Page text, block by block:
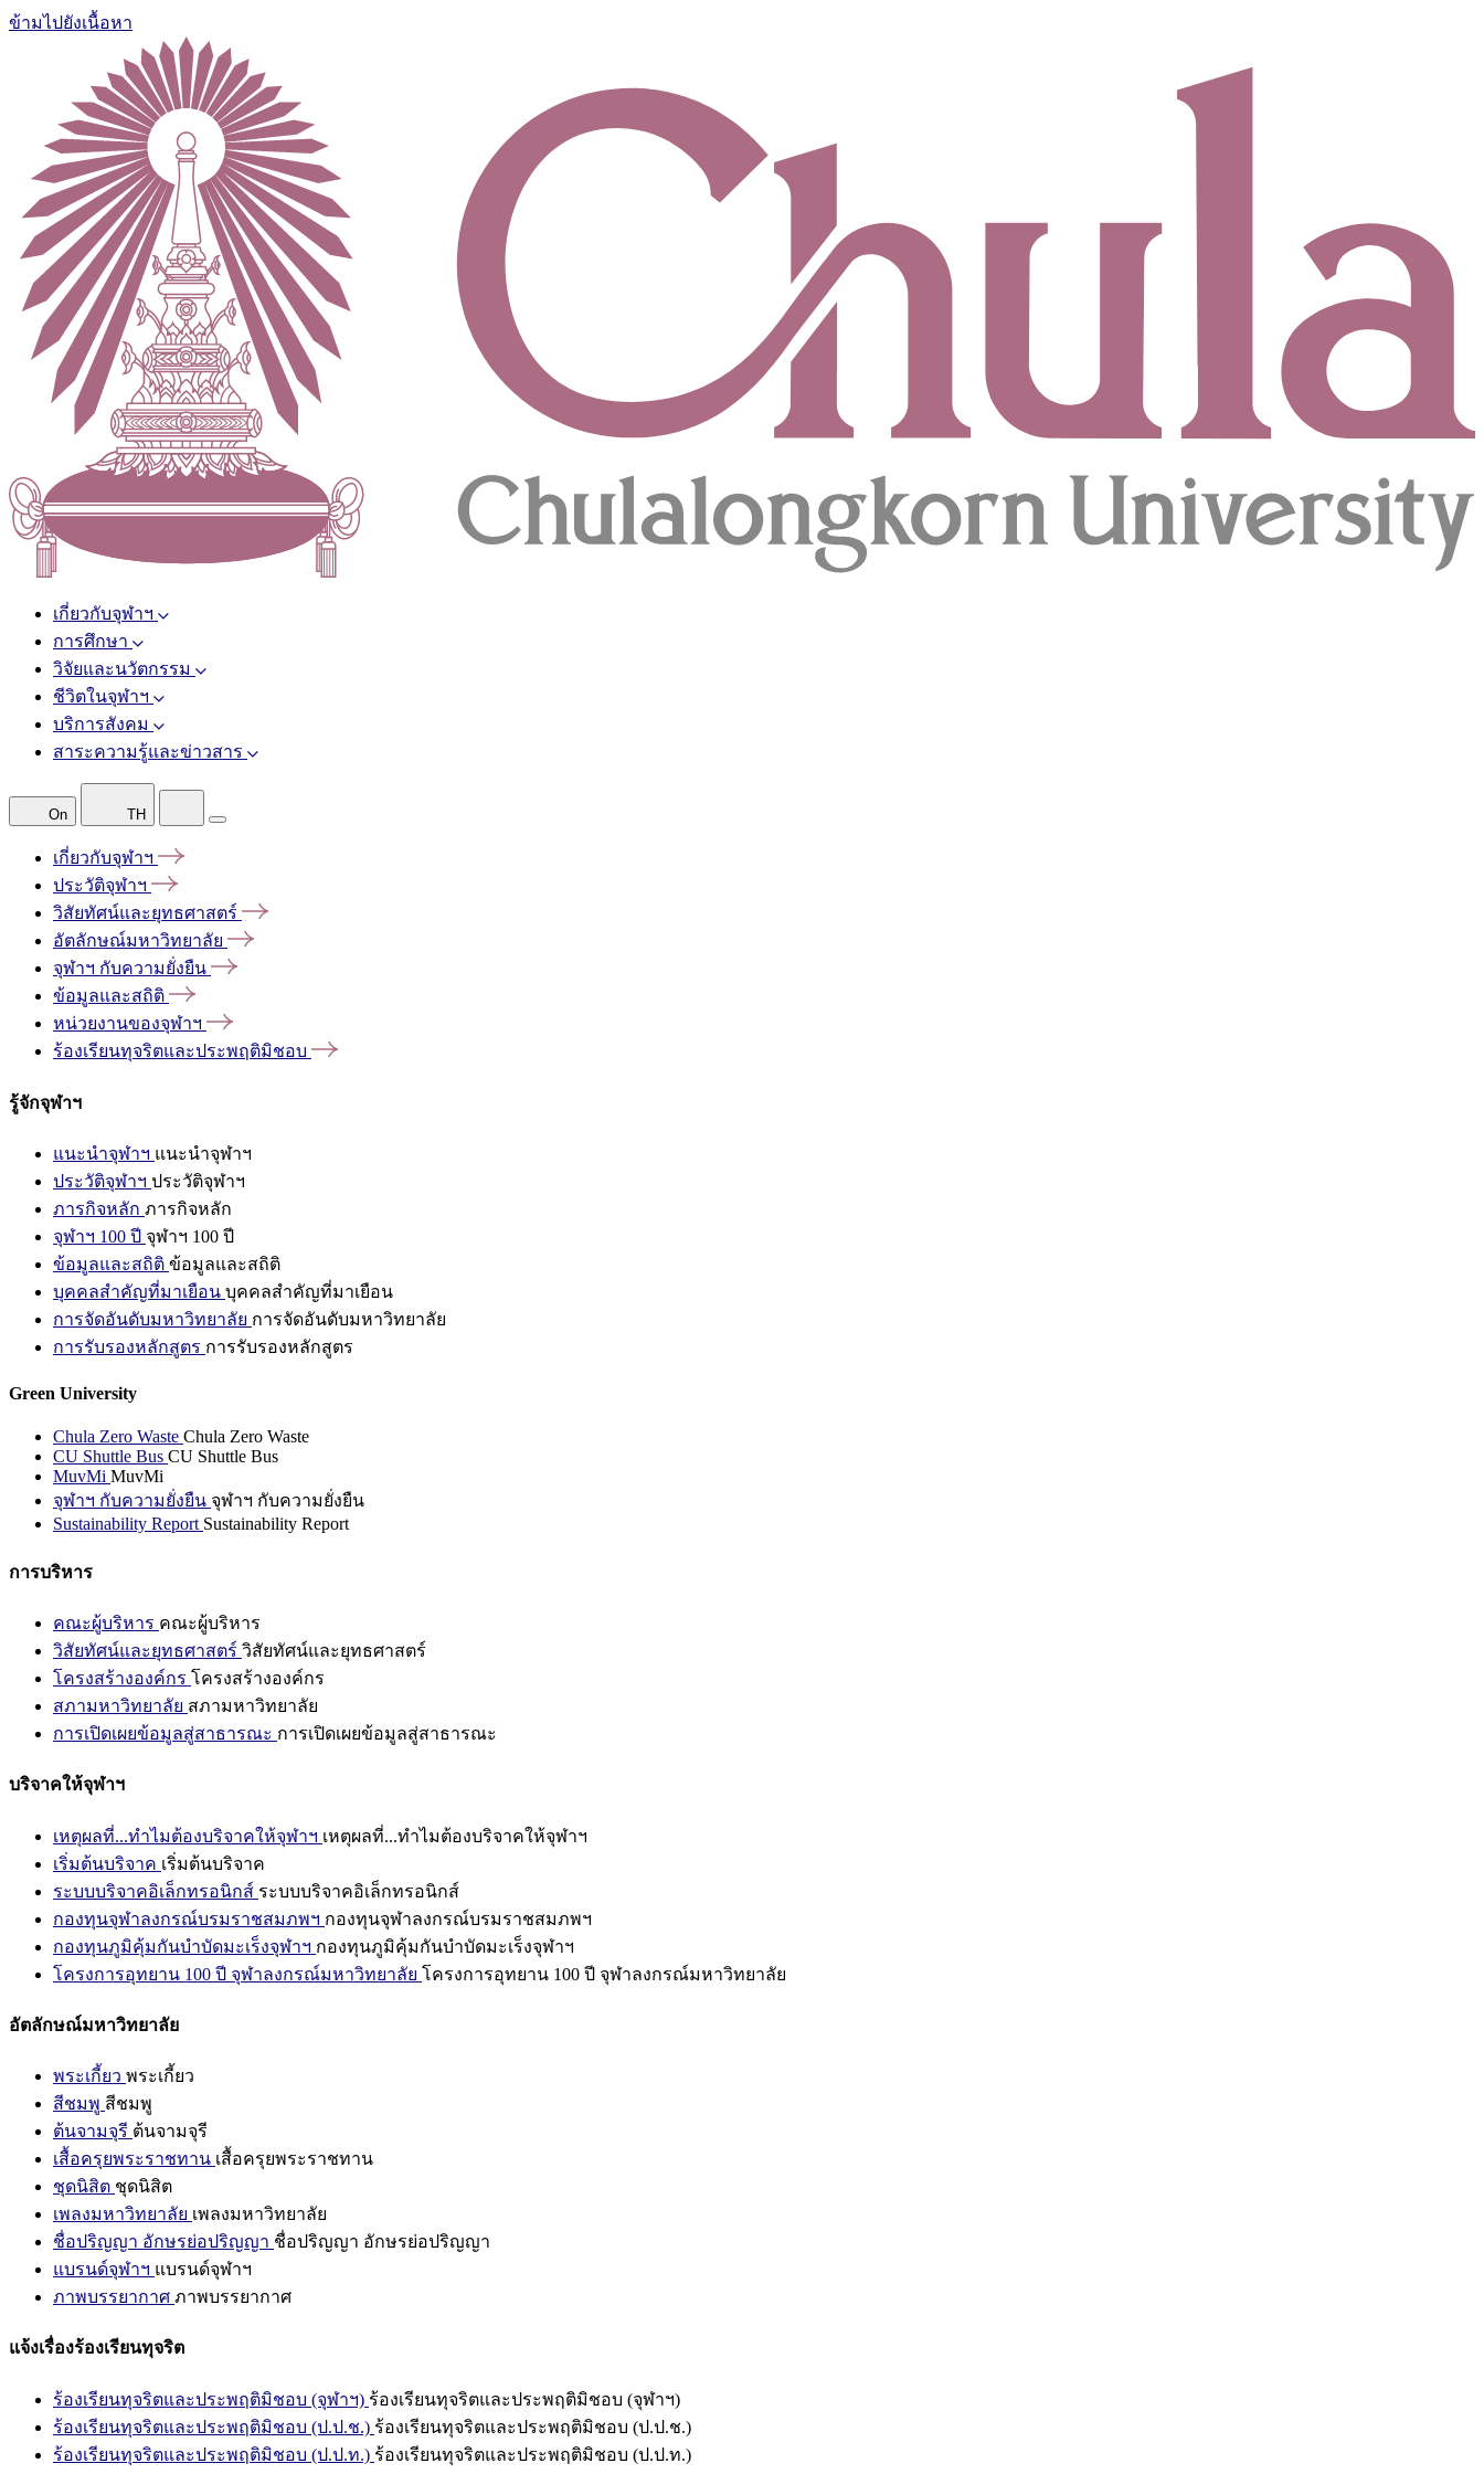
ข้ามไปยังเนื้อหา
เกี่ยวกับจุฬาฯ
การศึกษา
วิจัยและนวัตกรรม
ชีวิตในจุฬาฯ
บริการสังคม
สาระความรู้และข่าวสาร
On TH
เกี่ยวกับจุฬาฯ
ประวัติจุฬาฯ
วิสัยทัศน์และยุทธศาสตร์
อัตลักษณ์มหาวิทยาลัย
จุฬาฯ กับความยั่งยืน
ข้อมูลและสถิติ
หน่วยงานของจุฬาฯ
ร้องเรียนทุจริตและประพฤติมิชอบ
รู้จักจุฬาฯ
แนะนำจุฬาฯ แนะนำจุฬาฯ
ประวัติจุฬาฯ ประวัติจุฬาฯ
ภารกิจหลัก ภารกิจหลัก
จุฬาฯ 100 ปี จุฬาฯ 100 ปี
ข้อมูลและสถิติ ข้อมูลและสถิติ
บุคคลสำคัญที่มาเยือน บุคคลสำคัญที่มาเยือน
การจัดอันดับมหาวิทยาลัย การจัดอันดับมหาวิทยาลัย
การรับรองหลักสูตร การรับรองหลักสูตร
Green University
Chula Zero Waste Chula Zero Waste
CU Shuttle Bus CU Shuttle Bus
MuvMi MuvMi
จุฬาฯ กับความยั่งยืน จุฬาฯ กับความยั่งยืน
Sustainability Report Sustainability Report
การบริหาร
คณะผู้บริหาร คณะผู้บริหาร
วิสัยทัศน์และยุทธศาสตร์ วิสัยทัศน์และยุทธศาสตร์
โครงสร้างองค์กร โครงสร้างองค์กร
สภามหาวิทยาลัย สภามหาวิทยาลัย
การเปิดเผยข้อมูลสู่สาธารณะ การเปิดเผยข้อมูลสู่สาธารณะ
บริจาคให้จุฬาฯ
เหตุผลที่...ทำไมต้องบริจาคให้จุฬาฯ เหตุผลที่...ทำไมต้องบริจาคให้จุฬาฯ
เริ่มต้นบริจาค เริ่มต้นบริจาค
ระบบบริจาคอิเล็กทรอนิกส์ ระบบบริจาคอิเล็กทรอนิกส์
กองทุนจุฬาลงกรณ์บรมราชสมภพฯ กองทุนจุฬาลงกรณ์บรมราชสมภพฯ
กองทุนภูมิคุ้มกันบำบัดมะเร็งจุฬาฯ กองทุนภูมิคุ้มกันบำบัดมะเร็งจุฬาฯ
โครงการอุทยาน 100 ปี จุฬาลงกรณ์มหาวิทยาลัย โครงการอุทยาน 100 ปี จุฬาลงกรณ์มหาวิทยาลัย
อัตลักษณ์มหาวิทยาลัย
พระเกี้ยว พระเกี้ยว
สีชมพู สีชมพู
ต้นจามจุรี ต้นจามจุรี
เสื้อครุยพระราชทาน เสื้อครุยพระราชทาน
ชุดนิสิต ชุดนิสิต
เพลงมหาวิทยาลัย เพลงมหาวิทยาลัย
ชื่อปริญญา อักษรย่อปริญญา ชื่อปริญญา อักษรย่อปริญญา
แบรนด์จุฬาฯ แบรนด์จุฬาฯ
ภาพบรรยากาศ ภาพบรรยากาศ
แจ้งเรื่องร้องเรียนทุจริต
ร้องเรียนทุจริตและประพฤติมิชอบ (จุฬาฯ) ร้องเรียนทุจริตและประพฤติมิชอบ (จุฬาฯ)
ร้องเรียนทุจริตและประพฤติมิชอบ (ป.ป.ช.) ร้องเรียนทุจริตและประพฤติมิชอบ (ป.ป.ช.)
ร้องเรียนทุจริตและประพฤติมิชอบ (ป.ป.ท.) ร้องเรียนทุจริตและประพฤติมิชอบ (ป.ป.ท.)